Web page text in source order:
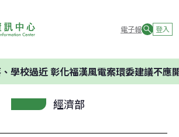
電子報 登入
彰化福漢風電案環委建議不應開發
經濟部